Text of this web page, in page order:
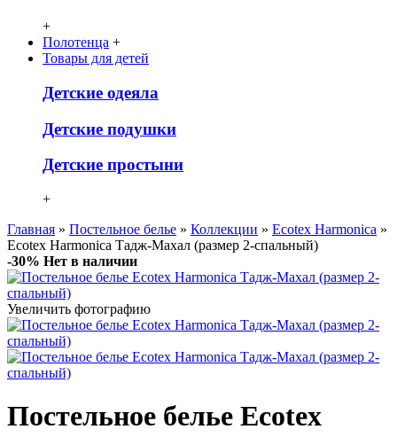
+
Полотенца +
Товары для детей
Детcкие одеяла
Детские подушки
Детские простыни
+
Главная » Постельное белье » Коллекции » Ecotex Harmonica »
Ecotex Harmonica Тадж-Махал (размер 2-спальный)
-30% Нет в наличии
Увеличить фотографию
Постельное белье Ecotex